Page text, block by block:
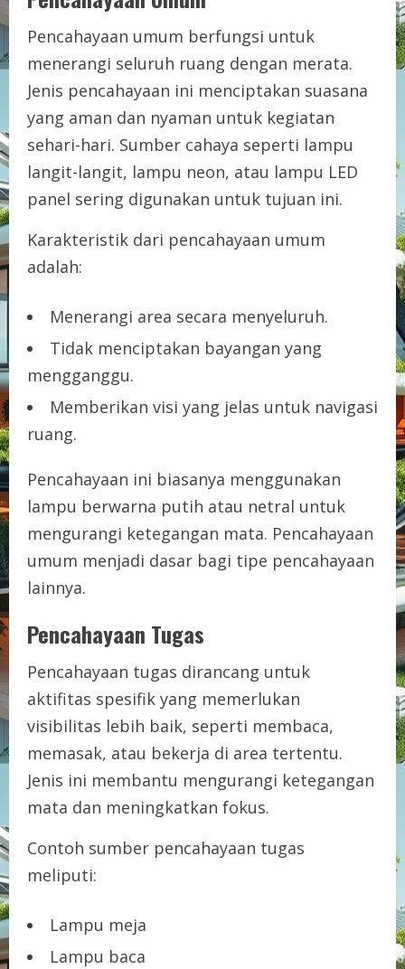
Pencahayaan umum berfungsi untuk
menerangi seluruh ruang dengan merata.
Jenis pencahayaan ini menciptakan suasana
yang aman dan nyaman untuk kegiatan
sehari-hari. Sumber cahaya seperti lampu
langit-langit, lampu neon, atau lampu LED
panel sering digunakan untuk tujuan ini.
Karakteristik dari pencahayaan umum
adalah:
Menerangi area secara menyeluruh.
Tidak menciptakan bayangan yang
mengganggu.
Memberikan visi yang jelas untuk navigasi
ruang.
Pencahayaan ini biasanya menggunakan
lampu berwarna putih atau netral untuk
mengurangi ketegangan mata. Pencahayaan
umum menjadi dasar bagi tipe pencahayaan
lainnya.
Pencahayaan Tugas
Pencahayaan tugas dirancang untuk
aktifitas spesifik yang memerlukan
visibilitas lebih baik, seperti membaca,
memasak, atau bekerja di area tertentu.
Jenis ini membantu mengurangi ketegangan
mata dan meningkatkan fokus.
Contoh sumber pencahayaan tugas
meliputi:
Lampu meja
Lampu baca